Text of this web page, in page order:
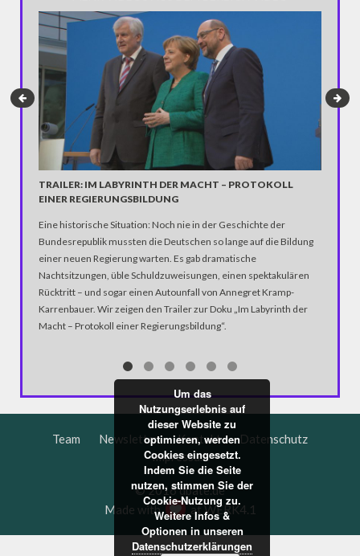
TRAILER: IM LABYRINTH DER MACHT – PROTOKOLL
EINER REGIERUNGSBILDUNG
Eine historische Situation: Noch nie in der Geschichte der
Bundesrepublik mussten die Deutschen so lange auf die Bildung
einer neuen Regierung warten. Es gab dramatische
Nachtsitzungen, üble Schuldzuweisungen, einen spektakulären
Rücktritt – und sogar einen Autounfall von Annegret Kramp-
Karrenbauer. Wir zeigen den Trailer zur Doku „Im Labyrinth der
Macht – Protokoll einer Regierungsbildung“.
Team Newsletter Kontakt
Datenschutz
Impressum
© 2016 dbate.de
Made with
atWERK4.1
Um das
Nutzungserlebnis auf
dieser Website zu
optimieren, werden
Cookies eingesetzt.
Indem Sie die Seite
nutzen, stimmen Sie der
Cookie-Nutzung zu.
Weitere Infos &
Optionen in unseren
Datenschutzerklärungen